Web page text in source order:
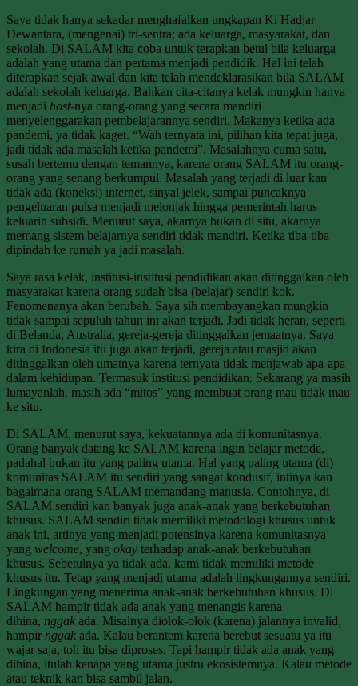
Saya tidak hanya sekadar menghafalkan ungkapan Ki Hadjar
Dewantara, (mengenai) tri-sentra; ada keluarga, masyarakat, dan
sekolah. Di SALAM kita coba untuk terapkan betul bila keluarga
adalah yang utama dan pertama menjadi pendidik. Hal ini telah
diterapkan sejak awal dan kita telah mendeklarasikan bila SALAM
adalah sekolah keluarga. Bahkan cita-citanya kelak mungkin hanya
menjadi host-nya orang-orang yang secara mandiri
menyelenggarakan pembelajarannya sendiri. Makanya ketika ada
pandemi, ya tidak kaget. “Wah ternyata ini, pilihan kita tepat juga,
jadi tidak ada masalah ketika pandemi”. Masalahnya cuma satu,
susah bertemu dengan temannya, karena orang SALAM itu orang-
orang yang senang berkumpul. Masalah yang terjadi di luar kan
tidak ada (koneksi) internet, sinyal jelek, sampai puncaknya
pengeluaran pulsa menjadi melonjak hingga pemerintah harus
keluarin subsidi. Menurut saya, akarnya bukan di situ, akarnya
memang sistem belajarnya sendiri tidak mandiri. Ketika tiba-tiba
dipindah ke rumah ya jadi masalah.
Saya rasa kelak, institusi-institusi pendidikan akan ditinggalkan oleh
masyarakat karena orang sudah bisa (belajar) sendiri kok.
Fenomenanya akan berubah. Saya sih membayangkan mungkin
tidak sampai sepuluh tahun ini akan terjadi. Jadi tidak heran, seperti
di Belanda, Australia, gereja-gereja ditinggalkan jemaatnya. Saya
kira di Indonesia itu juga akan terjadi, gereja atau masjid akan
ditinggalkan oleh umatnya karena ternyata tidak menjawab apa-apa
dalam kehidupan. Termasuk institusi pendidikan. Sekarang ya masih
lumayanlah, masih ada “mitos” yang membuat orang mau tidak mau
ke situ.
Di SALAM, menurut saya, kekuatannya ada di komunitasnya.
Orang banyak datang ke SALAM karena ingin belajar metode,
padahal bukan itu yang paling utama. Hal yang paling utama (di)
komunitas SALAM itu sendiri yang sangat kondusif, intinya kan
bagaimana orang SALAM memandang manusia. Contohnya, di
SALAM sendiri kan banyak juga anak-anak yang berkebutuhan
khusus. SALAM sendiri tidak memiliki metodologi khusus untuk
anak ini, artinya yang menjadi potensinya karena komunitasnya
yang welcome, yang okay terhadap anak-anak berkebutuhan
khusus. Sebetulnya ya tidak ada, kami tidak memiliki metode
khusus itu. Tetap yang menjadi utama adalah lingkungannya sendiri.
Lingkungan yang menerima anak-anak berkebutuhan khusus. Di
SALAM hampir tidak ada anak yang menangis karena
dihina, nggak ada. Misalnya diolok-olok (karena) jalannya invalid,
hampir nggak ada. Kalau berantem karena berebut sesuatu ya itu
wajar saja, toh itu bisa diproses. Tapi hampir tidak ada anak yang
dihina, itulah kenapa yang utama justru ekosistemnya. Kalau metode
atau teknik kan bisa sambil jalan.